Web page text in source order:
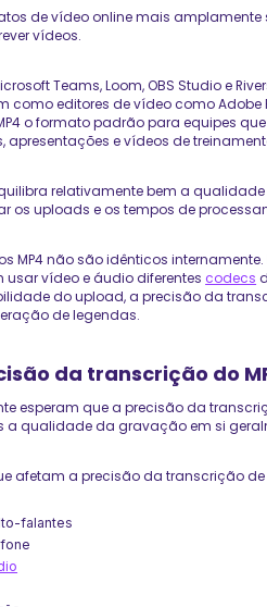
de vídeo online mais
vídeos.
Teams, Loom, OBS Studio e
como editores de vídeo como Adobe
o formato padrão para equipes
apresentações e vídeos de
relativamente bem a
os uploads e os tempos de
MP4 não são idênticos
usar vídeo e áudio diferentes codecs
do upload, a precisão da
de legendas.
da transcrição do
esperam que a precisão da
a qualidade da gravação em si
afetam a precisão da transcrição de
falantes